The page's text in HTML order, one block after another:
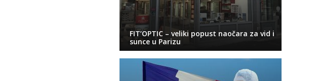
FIT’OPTIC – veliki popust naočara za vid i
sunce u Parizu